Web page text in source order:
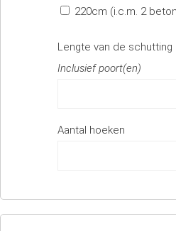
220cm (i.c.m. 2
Lengte van de schutting
Inclusief poort(en)
Aantal hoeken